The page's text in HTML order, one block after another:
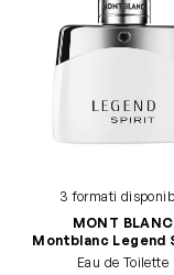
3 formati
MONT BLANC
Montblanc Legend
Eau de Toilette